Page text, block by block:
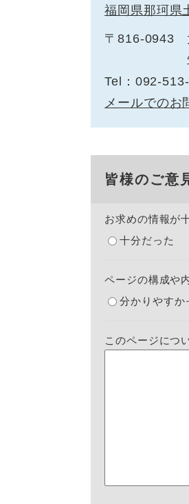
福岡県那珂県
〒816-0943
Tel：092-
メールでのお
皆様のご意
お求めの情報が
十分だった
ページの構成や
分かりやすか
このページにつ